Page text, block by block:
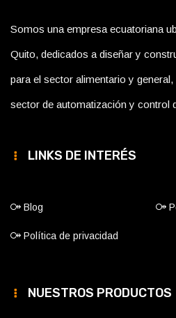
Somos una empresa ecuatoriana
Quito, dedicados a diseñar y
para el sector alimentario y
sector de automatización y control
LINKS DE INTERÉS
Blog
Política de privacidad
NUESTROS PRODUCTOS